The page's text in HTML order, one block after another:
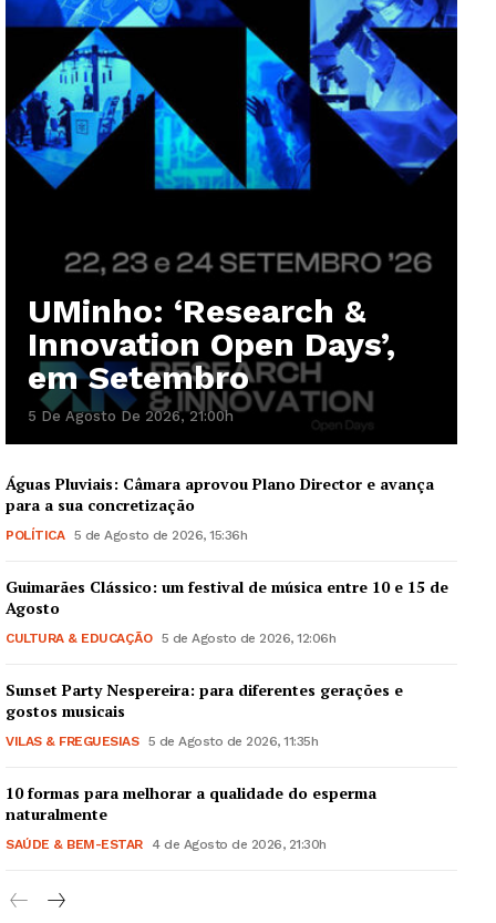
UMinho: ‘Research &
Innovation Open Days’,
em Setembro
5 De Agosto De 2026, 21:00h
Águas Pluviais: Câmara aprovou Plano Director e avança
para a sua concretização
POLÍTICA 5 de Agosto de 2026, 15:36h
Guimarães Clássico: um festival de música entre 10 e 15 de
Agosto
CULTURA & EDUCAÇÃO 5 de Agosto de 2026, 12:06h
Sunset Party Nespereira: para diferentes gerações e
gostos musicais
VILAS & FREGUESIAS 5 de Agosto de 2026, 11:35h
10 formas para melhorar a qualidade do esperma
naturalmente
SAÚDE & BEM-ESTAR 4 de Agosto de 2026, 21:30h